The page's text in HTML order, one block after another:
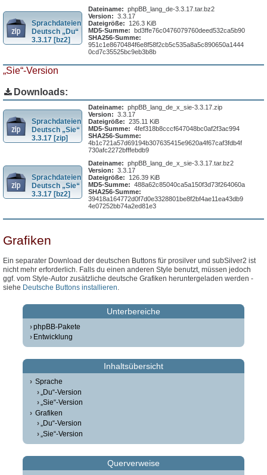
Sprachdateien
Deutsch „Du“
3.3.17 [bz2]
Dateiname: phpBB_lang_de-3.3.17.tar.bz2
Version: 3.3.17
Dateigröße:
126.3 KiB
MD5-Summe: bd3ffe76c0476079760deed532ca5b90
SHA256-Summe:
951c1e8670484f6e8f58f2cb5c535a8a5c890650a1444
0cd7c35525bc9eb3b8b
„Sie“-Version
Downloads:
Sprachdateien
Deutsch „Sie“
3.3.17 [zip]
Dateiname: phpBB_lang_de_x_sie-3.3.17.zip
Version: 3.3.17
Dateigröße: 235.11 KiB
MD5-Summe: 4fef318b8cccf647048bc0af2f3ac994
SHA256-Summe:
4b1c721a57d69194b307635415e9620a4f67caf3fdb4f
730afc2272bfffebdb9
Sprachdateien
Deutsch „Sie“
3.3.17 [bz2]
Dateiname: phpBB_lang_de_x_sie-3.3.17.tar.bz2
Version: 3.3.17
Dateigröße:
126.39 KiB
MD5-Summe: 488a62c85040ca5a150f3d73f264060a
SHA256-Summe:
39418a164772d0f7d0e3328801be8f2bf4ae11ea43db9
4e07252bb74a2ed81e3
Grafiken
Ein separater Download der deutschen Buttons für prosilver und subSilver2 ist
nicht mehr erforderlich. Falls du einen anderen Style benutzt, müssen jedoch
ggf. vom Style-Autor zusätzliche deutsche Grafiken heruntergeladen werden -
siehe Deutsche Buttons installieren.
Unterbereiche
phpBB-Pakete
Entwicklung
Inhaltsübersicht
Sprache
„Du“-Version
„Sie“-Version
Grafiken
„Du“-Version
„Sie“-Version
Querverweise